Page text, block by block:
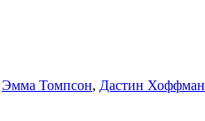
Эмма Томпсон, Дастин Хоффман